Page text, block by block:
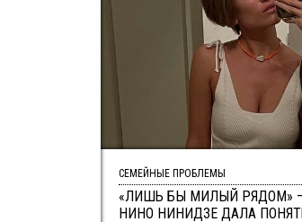
«ЛИШЬ БЫ МИЛЫЙ РЯДОМ»
НИНО НИНИДЗЕ ДАЛА
СЕМЕЙНЫЕ ПРОБЛЕМЫ